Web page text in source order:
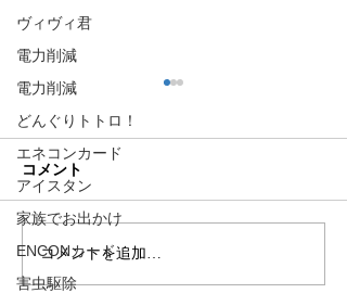
ヴィヴィ君
電力削減
電力削減
どんぐりトトロ！
エネコンカード
アイスタン
家族でお出かけ
ENCONカード
害虫駆除
【世界に一台だけのカス
タムカブ！】
コメント
コメントを追加…